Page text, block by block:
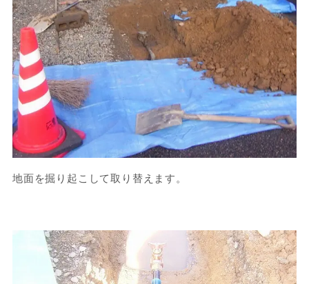
地面を掘り起こして取り替えます。